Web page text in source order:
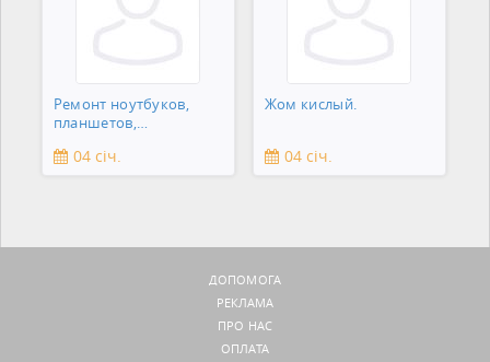
Ремонт ноутбуков,
планшетов,
зеркальны
04 січ.
Жом кислый.
04 січ.
ДОПОМОГА
РЕКЛАМА
ПРО НАС
ОПЛАТА